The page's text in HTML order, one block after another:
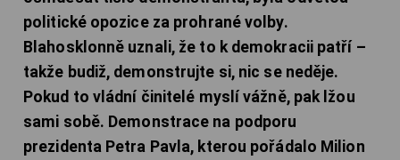
politické opozice za prohrané volby.
Blahosklonně uznali, že to k demokracii patří –
takže budiž, demonstrujte si, nic se neděje.
Pokud to vládní činitelé myslí vážně, pak lžou
sami sobě. Demonstrace na podporu
prezidenta Petra Pavla, kterou pořádalo Milion